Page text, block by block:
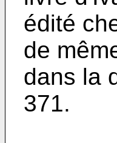
édité
de
dans la
371.